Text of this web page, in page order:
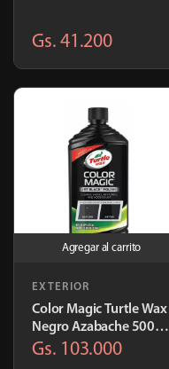
Gs. 41.200
Agregar al carrito
EXTERIOR
Color Magic Turtle Wax
Negro Azabache 500ml
| T374KTRS
Gs. 103.000